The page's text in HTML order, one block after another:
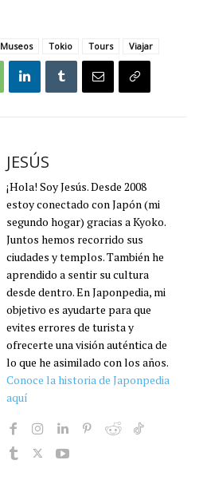
Museos Tokio Tours Viajar
JESÚS
¡Hola! Soy Jesús. Desde 2008
estoy conectado con Japón (mi
segundo hogar) gracias a Kyoko.
Juntos hemos recorrido sus
ciudades y templos. También he
aprendido a sentir su cultura
desde dentro. En Japonpedia, mi
objetivo es ayudarte para que
evites errores de turista y
ofrecerte una visión auténtica de
lo que he asimilado con los años.
Conoce la historia de Japonpedia
aquí